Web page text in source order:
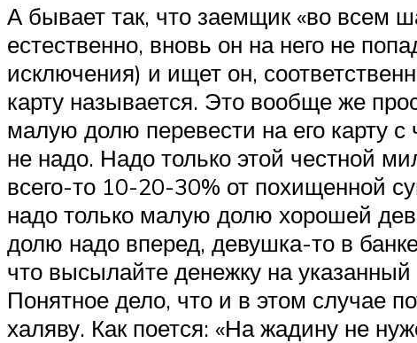
А бывает так, что заемщик «во всем
естественно, вновь он на него не
исключения) и ищет он,
карту называется. Это вообще же
малую долю перевести на его карту
не надо. Надо только этой честной
всего-то 10-20-30% от похищенной
надо только малую долю хорошей
долю надо вперед, девушка-то в
что высылайте денежку на
Понятное дело, что и в этом случае
халяву. Как поется: «На жадину не